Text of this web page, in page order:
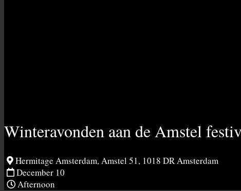
Winteravonden aan de Amstel
Hermitage Amsterdam, Amstel 51, 1018 DR Amsterdam
December 10
Afternoon